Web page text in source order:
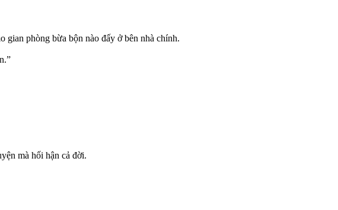
gian phòng bừa bộn nào đấy ở bên nhà chính.
mà hối hận cả đời.